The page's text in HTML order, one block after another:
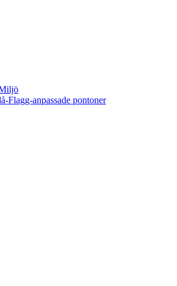
Flagg-anpassade pontoner